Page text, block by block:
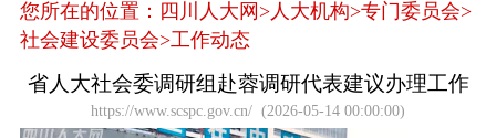
您所在的位置： 四川人大网 >人大机构>专门委员会>
社会建设委员会>工作动态
省人大社会委调研组赴蓉调研代表建议办理工作
https://www.scspc.gov.cn/ (2026-05-14 00:00:00)